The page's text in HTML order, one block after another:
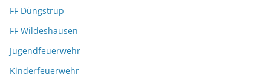
FF Düngstrup
FF Wildeshausen
Jugendfeuerwehr
Kinderfeuerwehr